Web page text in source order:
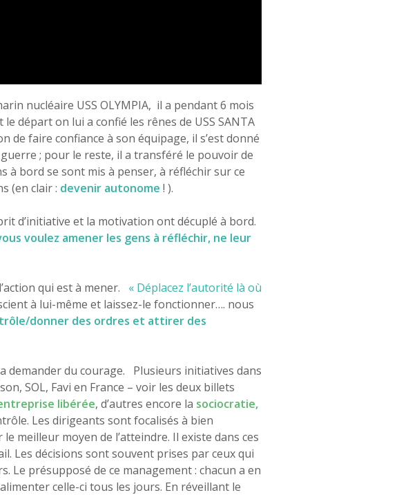
nucléaire USS OLYMPIA, il a pendant 6 mois
départ on lui a confié les rênes de USS SANTA
de faire confiance à son équipage, il s’est donné
; pour le reste, il a transféré le pouvoir de
à bord se sont mis à penser, à réfléchir sur ce
(en clair : devenir autonome ! ).
d’initiative et la motivation ont décuplé à bord.
voulez amener les gens à réfléchir, ne leur
qui est à mener. « Déplacez l’autorité là où
à lui-même et laissez-le fonctionner…. nous
donner des ordres et attirer des
demander du courage. Plusieurs initiatives dans
SOL, Favi en France – voir les deux billets
libérée, d’autres encore la sociocratie,
Les dirigeants sont focalisés à bien
meilleur moyen de l’atteindre. Il existe dans ces
Les décisions sont souvent prises par ceux qui
Le présupposé de ce management : chacun a en
celle-ci tous les jours. En réveillant le